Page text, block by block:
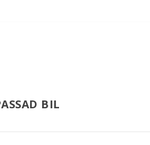
BIL